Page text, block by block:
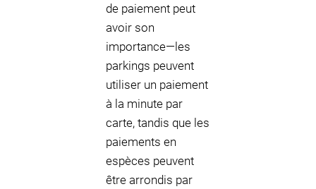
de paiement peut
avoir son
importance—les
parkings peuvent
utiliser un paiement
à la minute par
carte, tandis que les
paiements en
espèces peuvent
être arrondis par